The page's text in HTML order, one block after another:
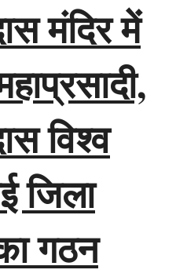
मंदिर में
विश्व
जिला
गठन